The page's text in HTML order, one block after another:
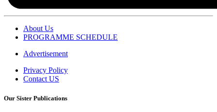
About Us
PROGRAMME SCHEDULE
Advertisement
Privacy Policy
Contact US
Our Sister Publications